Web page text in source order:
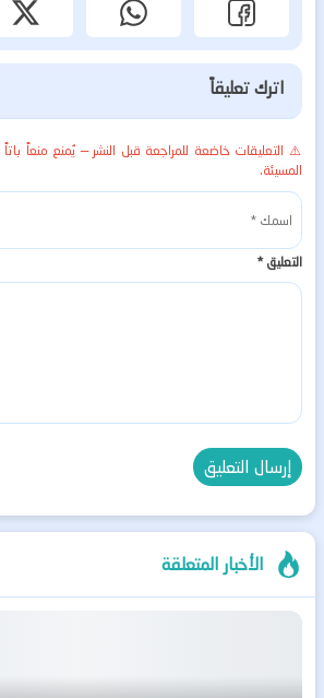
اترك تعليقاً
⚠️ التعليقات خاضعة للمراجعة قبل النشر — يُمنع منعاً باتاً
المسيئة.
التعليق*
الأخبار المتعلقة